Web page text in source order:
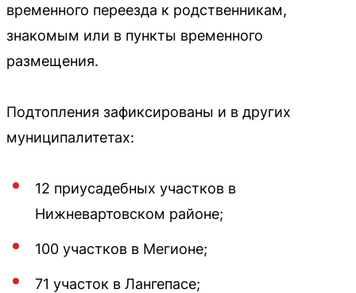
временного переезда к родственникам,
знакомым или в пункты временного
размещения.
Подтопления зафиксированы и в других
муниципалитетах:
12 приусадебных участков в
Нижневартовском районе;
100 участков в Мегионе;
71 участок в Лангепасе;